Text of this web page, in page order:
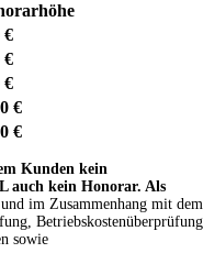
€
€
€
€
€
Kunden kein
auch kein Honorar. Als
im Zusammenhang mit dem
Betriebskostenüberprüfung
sowie